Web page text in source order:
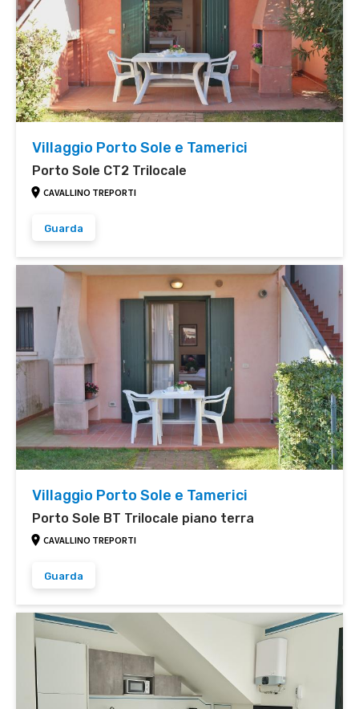
Villaggio Porto Sole e Tamerici
Porto Sole CT2 Trilocale
CAVALLINO TREPORTI
Guarda
Villaggio Porto Sole e Tamerici
Porto Sole BT Trilocale piano terra
CAVALLINO TREPORTI
Guarda